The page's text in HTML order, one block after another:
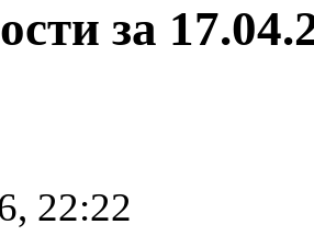
за
22:22